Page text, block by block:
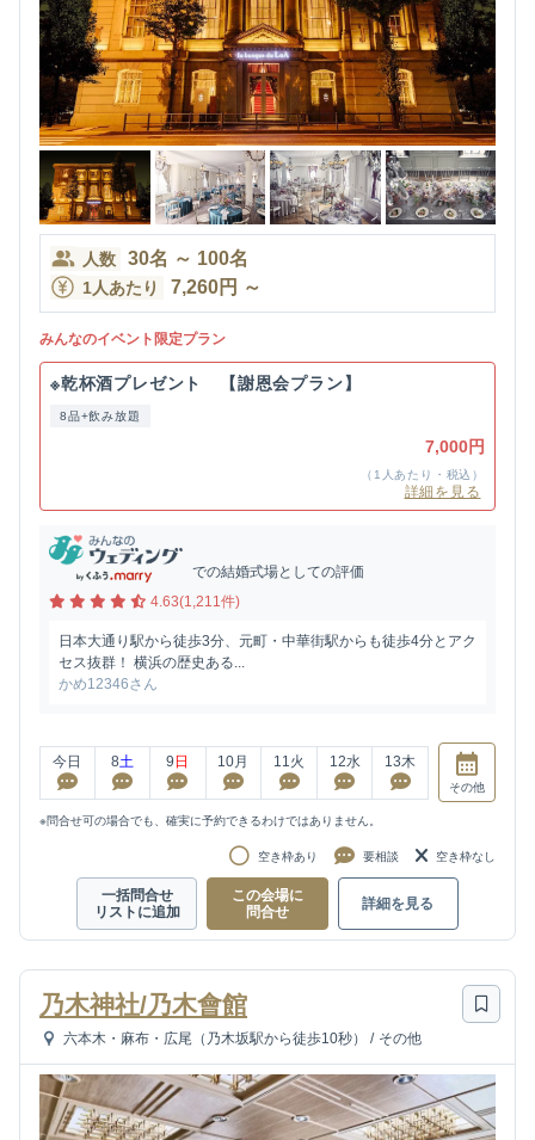
人数 30名 ～ 100名
1人あたり 7,260円 ～
みんなのイベント限定プラン
※乾杯酒プレゼント 【謝恩会プラン】
8品+飲み放題
7,000円
（1人あたり・税込）
詳細を見る
での結婚式場としての評価
4.63(1,211件)
日本大通り駅から徒歩3分、元町・中華街駅からも徒歩4分とアク
セス抜群！ 横浜の歴史ある...
かめ12346さん
今日 8土 9 日 10月 11 火 12水 13木
その他
※問合せ可の場合でも、確実に予約できるわけではありません。
空き枠あり 要相談 空き枠なし
一括問合せ
リストに追加
この会場に
問合せ
詳細を見る
乃木神社/乃木會館
六本木・麻布・広尾（乃木坂駅から徒歩10秒） / その他